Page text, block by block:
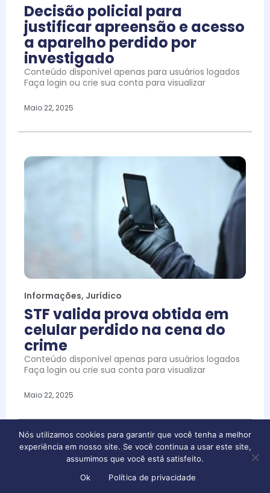
Decisão policial para
justificar apreensão e acesso
a aparelho perdido por
investigado
Conteúdo disponível apenas para usuários logados
Faça login ou crie sua conta para visualizar
Maio 22, 2025
Informações, Jurídico
STF valida prova obtida em
celular perdido na cena do
crime
Conteúdo disponível apenas para usuários logados
Faça login ou crie sua conta para visualizar
Maio 22, 2025
Nós utilizamos cookies para garantir que você tenha a melhor
experiência em nosso site. Se você continua a usar este site,
assumimos que você está satisfeito.
Ok
Política de privacidade